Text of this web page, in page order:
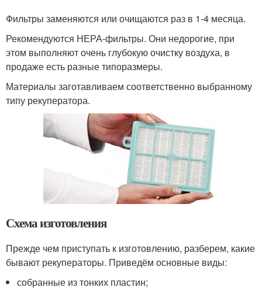
Фильтры заменяются или очищаются раз в 1-4 месяца.
Рекомендуются НЕРА-фильтры. Они недорогие, при
этом выполняют очень глубокую очистку воздуха, в
продаже есть разные типоразмеры.
Материалы заготавливаем соответственно выбранному
типу рекуператора.
Схема изготовления
Прежде чем приступать к изготовлению, разберем, какие
бывают рекуператоры. Приведём основные виды:
собранные из тонких пластин;